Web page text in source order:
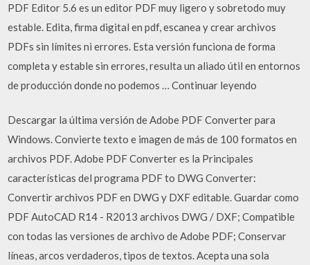
PDF Editor 5.6 es un editor PDF muy ligero y sobretodo muy
estable. Edita, firma digital en pdf, escanea y crear archivos
PDFs sin límites ni errores. Esta versión funciona de forma
completa y estable sin errores, resulta un aliado útil en entornos
de producción donde no podemos … Continuar leyendo
Descargar la última versión de Adobe PDF Converter para
Windows. Convierte texto e imagen de más de 100 formatos en
archivos PDF. Adobe PDF Converter es la Principales
características del programa PDF to DWG Converter:
Convertir archivos PDF en DWG y DXF editable. Guardar como
PDF AutoCAD R14 - R2013 archivos DWG / DXF; Compatible
con todas las versiones de archivo de Adobe PDF; Conservar
líneas, arcos verdaderos, tipos de textos. Acepta una sola